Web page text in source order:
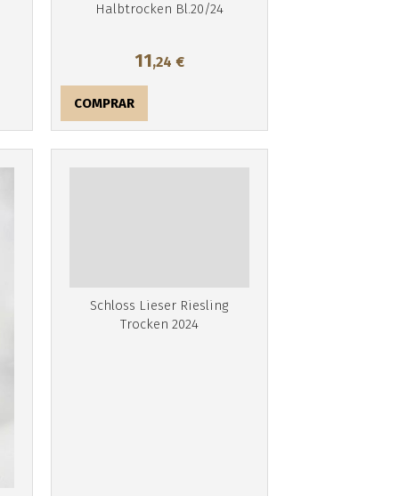
Halbtrocken Bl.20/24
11,24 €
COMPRAR
Schloss Lieser Riesling
Trocken 2024